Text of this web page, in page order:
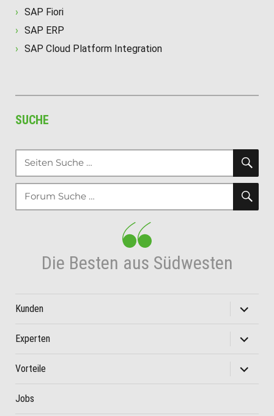
SAP Fiori
SAP ERP
SAP Cloud Platform Integration
SUCHE
Suche
nach:
Suche
nach:
Die Besten aus Südwesten
Kunden
öffnen
Experten
öffnen
Vorteile
öffnen
Jobs